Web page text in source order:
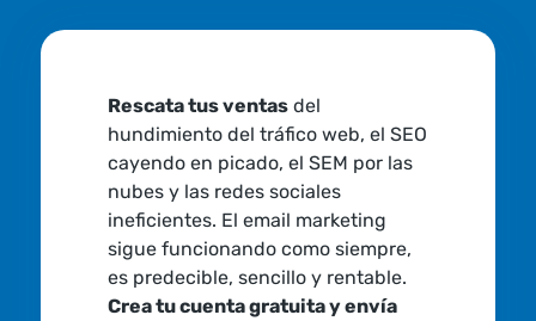
Rescata tus ventasdel
hundimiento del tráfico web, el SEO
cayendo en picado, el SEM por las
nubes y las redes sociales
ineficientes. El email marketing
sigue funcionando como siempre,
es predecible, sencillo y rentable.
Crea tu cuenta gratuita y envía